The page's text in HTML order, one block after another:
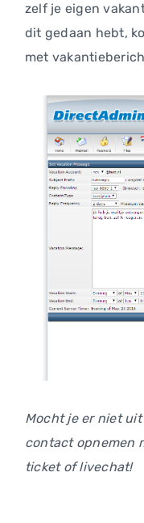
zelf je eigen
dit gedaan hebt,
met
Mocht je er niet
contact opnemen
ticket of livechat!